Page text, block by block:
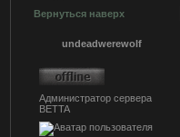
Вернуться наверх
undeadwerewolf
Администратор сервера
BETTA